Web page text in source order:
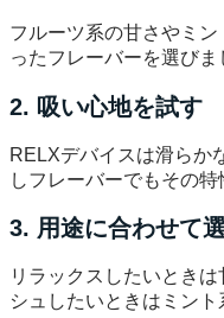
フルーツ系の甘さやミ
ったフレーバーを選びま
2. 吸い心地を試す
RELXデバイスは滑らか
しフレーバーでもその特
3. 用途に合わせて
リラックスしたいとき
シュしたいときはミント